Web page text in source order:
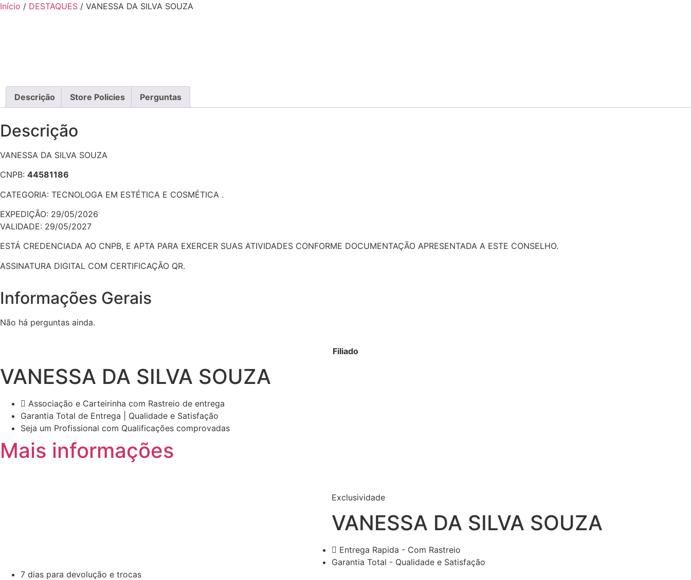
Ir
Início / DESTAQUES / VANESSA DA SILVA SOUZA
Descrição Store Policies Perguntas
Descrição
VANESSA DA SILVA SOUZA
CNPB: 44581186
CATEGORIA: TECNOLOGA EM ESTÉTICA E COSMÉTICA .
EXPEDIÇÃO: 29/05/2026
VALIDADE: 29/05/2027
ESTÁ CREDENCIADA AO CNPB, E APTA PARA EXERCER SUAS ATIVIDADES CONFORME DOCUMENTAÇÃO APRESENTADA A ESTE CONSELHO.
ASSINATURA DIGITAL COM CERTIFICAÇÃO QR.
Informações Gerais
Não há perguntas ainda.
Filiado
VANESSA DA SILVA SOUZA
Associação e Carteirinha com Rastreio de entrega
Garantia Total de Entrega | Qualidade e Satisfação
Seja um Profissional com Qualificações comprovadas
Mais informações
Exclusividade
VANESSA DA SILVA SOUZA
Entrega Rapida - Com Rastreio
Garantia Total - Qualidade e Satisfação
7 dias para devolução e trocas